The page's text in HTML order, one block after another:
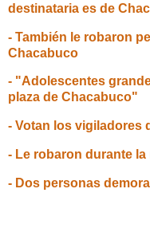
destinataria es de
- También le robaron
Chacabuco
- "Adolescentes
plaza de Chacabuco"
- Votan los vigiladores
- Le robaron durante
- Dos personas